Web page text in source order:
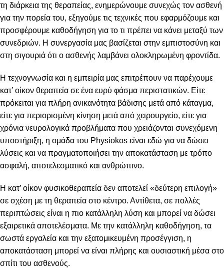
τη διάρκεια της θεραπείας, ενημερώνουμε συνεχώς τον ασθενή
για την πορεία του, εξηγούμε τις τεχνικές που εφαρμόζουμε και
προσφέρουμε καθοδήγηση για το τι πρέπει να κάνει μεταξύ των
συνεδριών. Η συνεργασία μας βασίζεται στην εμπιστοσύνη και
στη σιγουριά ότι ο ασθενής λαμβάνει ολοκληρωμένη φροντίδα.
Η τεχνογνωσία και η εμπειρία μας επιτρέπουν να παρέχουμε
κατ’ οίκον θεραπεία σε ένα ευρύ φάσμα περιστατικών. Είτε
πρόκειται για πλήρη ανικανότητα βάδισης μετά από κάταγμα,
είτε για περιορισμένη κίνηση μετά από χειρουργείο, είτε για
χρόνια νευρολογικά προβλήματα που χρειάζονται συνεχόμενη
υποστήριξη, η ομάδα του Physiokos είναι εδώ για να δώσει
λύσεις και να πραγματοποιήσει την αποκατάσταση με τρόπο
ασφαλή, αποτελεσματικό και ανθρώπινο.
Η κατ’ οίκον φυσικοθεραπεία δεν αποτελεί «δεύτερη επιλογή»
σε σχέση με τη θεραπεία στο κέντρο. Αντίθετα, σε πολλές
περιπτώσεις είναι η πιο κατάλληλη λύση και μπορεί να δώσει
εξαιρετικά αποτελέσματα. Με την κατάλληλη καθοδήγηση, τα
σωστά εργαλεία και την εξατομικευμένη προσέγγιση, η
αποκατάσταση μπορεί να είναι πλήρης και ουσιαστική μέσα στο
σπίτι του ασθενούς.